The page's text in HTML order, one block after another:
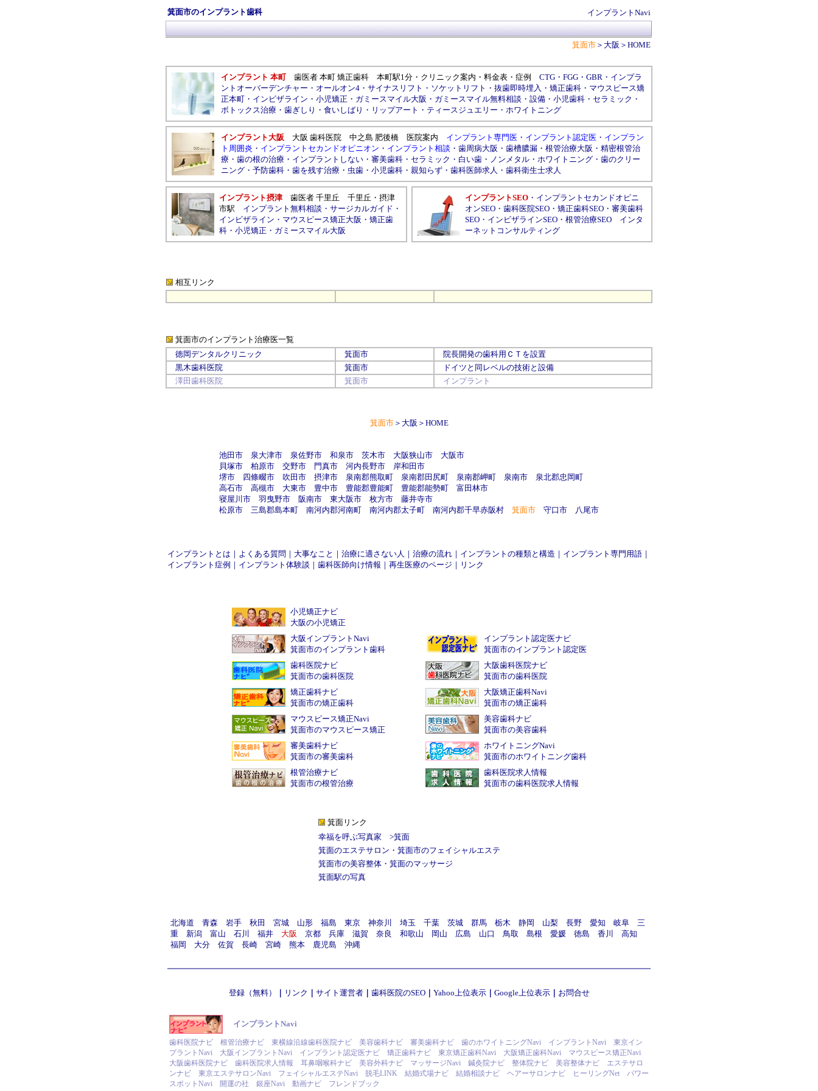
箕面市のインプラント歯科 インプラントNavi
箕面市 ＞ 大阪 ＞ HOME
インプラント 本町 歯医者 本町 矯正歯科 本町駅1分 ・ クリニック案内 ・ 料金表 ・ 症例 CTG ・ FGG ・ GBR ・ インプラ
ントオーバーデンチャー ・ オールオン4 ・ サイナスリフト ・ ソケットリフト ・ 抜歯即時埋入 ・ 矯正歯科 ・ マウスピース矯
正本町 ・ インビザライン ・ 小児矯正 ・ ガミースマイル大阪 ・ ガミースマイル無料相談 ・ 設備 ・ 小児歯科 ・ セラミック ・
ボトックス治療 ・ 歯ぎしり ・ 食いしばり ・ リップアート ・ ティースジュエリー ・ ホワイトニング
インプラント大阪 大阪 歯科医院 中之島 肥後橋 医院案内 インプラント専門医 ・ インプラント認定医 ・ インプラン
ト周囲炎 ・ インプラントセカンドオピニオン ・ インプラント相談 ・ 歯周病大阪 ・ 歯槽膿漏 ・ 根管治療大阪 ・ 精密根管治
療 ・ 歯の根の治療 ・ インプラントしない ・ 審美歯科 ・ セラミック ・ 白い歯 ・ ノンメタル ・ ホワイトニング ・ 歯のクリー
ニング ・ 予防歯科 ・ 歯を残す治療 ・ 虫歯 ・ 小児歯科 ・ 親知らず ・ 歯科医師求人 ・ 歯科衛生士求人
インプラント摂津 歯医者 千里丘 千里丘 ・ 摂津
市駅
インプラント無料相談 ・ サージカルガイド ・
インビザライン ・ マウスピース矯正大阪 ・ 矯正歯
科 ・ 小児矯正 ・ ガミースマイル大阪
インプラントSEO ・ インプラントセカンドオピニ
オンSEO ・ 歯科医院SEO ・ 矯正歯科SEO ・ 審美歯科
SEO ・ インビザラインSEO ・ 根管治療SEO
インタ
ーネットコンサルティング
相互リンク
箕面市のインプラント治療医一覧
徳岡デンタルクリニック
箕面市
院長開発の歯科用ＣＴを設置
黒木歯科医院
箕面市
ドイツと同レベルの技術と設備
澤田歯科医院
箕面市 インプラント
箕面市＞ 大阪 ＞ HOME
池田市 泉大津市 泉佐野市 和泉市 茨木市 大阪狭山市
大阪市
貝塚市
柏原市 交野市 門真市 河内長野市
岸和田市
堺市
四條畷市 吹田市 摂津市 泉南郡熊取町 泉南郡田尻町 泉南郡岬町 泉南市
泉北郡忠岡町
高石市
高槻市 大東市 豊中市 豊能郡豊能町 豊能郡能勢町
富田林市
寝屋川市
羽曳野市 阪南市 東大阪市 枚方市
藤井寺市
松原市
三島郡島本町 南河内郡河南町 南河内郡太子町 南河内郡千早赤阪村 箕面市 守口市 八尾市
インプラントとは ｜ よくある質問 ｜ 大事なこと ｜ 治療に適さない人 ｜ 治療の流れ ｜ インプラントの種類と構造 ｜ インプラント専門用語 ｜
インプラント症例 ｜ インプラント体験談 ｜ 歯科医師向け情報 ｜ 再生医療のページ ｜ リンク
小児矯正ナビ
大阪の小児矯正
大阪インプラントNavi
箕面市のインプラント歯科
インプラント認定医ナビ
箕面市のインプラント認定医
歯科医院ナビ
箕面市の歯科医院
大阪歯科医院ナビ
箕面市の歯科医院
矯正歯科ナビ
箕面市の矯正歯科
大阪矯正歯科Navi
箕面市の矯正歯科
マウスピース矯正Navi
箕面市のマウスピース矯正
美容歯科ナビ
箕面市の美容歯科
審美歯科ナビ
箕面市の審美歯科
ホワイトニングNavi
箕面市のホワイトニング歯科
根管治療ナビ
箕面市の根管治療
歯科医院求人情報
箕面市の歯科医院求人情報
箕面リンク
幸福を呼ぶ写真家 >箕面
箕面のエステサロン ・ 箕面市のフェイシャルエステ
箕面市の美容整体・ 箕面のマッサージ
箕面駅の写真
北海道 青森 岩手 秋田 宮城 山形 福島 東京 神奈川 埼玉 千葉 茨城 群馬 栃木 静岡 山梨 長野 愛知 岐阜
三
重
新潟 富山 石川 福井 大阪 京都 兵庫 滋賀 奈良 和歌山 岡山 広島 山口 鳥取 島根 愛媛 徳島 香川
高知
福岡
大分 佐賀 長崎 宮崎 熊本 鹿児島 沖縄
登録（無料） リンク サイト運営者｜ 歯科医院のSEO｜ Yahoo上位表示｜ Google上位表示｜ お問合せ
インプラントNavi
歯科医院ナビ 根管治療ナビ 東横線沿線歯科医院ナビ 美容歯科ナビ 審美歯科ナビ 歯のホワイトニングNavi インプラントNavi
東京イン
プラントNavi
大阪インプラントNavi インプラント認定医ナビ 矯正歯科ナビ 東京矯正歯科Navi 大阪矯正歯科Navi
マウスピース矯正Navi
大阪歯科医院ナビ
歯科医院求人情報 耳鼻咽喉科ナビ 美容外科ナビ マッサージNavi 鍼灸院ナビ 整体院ナビ 美容整体ナビ
エステサロ
ンナビ
東京エステサロンNavi フェイシャルエステNavi 脱毛LINK 結婚式場ナビ 結婚相談ナビ ヘアーサロンナビ ヒーリングNet
パワー
スポットNavi
開運の社 銀座Navi 動画ナビ フレンドブック